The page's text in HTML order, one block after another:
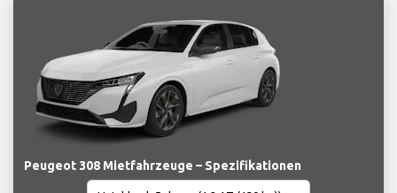
Peugeot 308 Mietfahrzeuge – Spezifikationen